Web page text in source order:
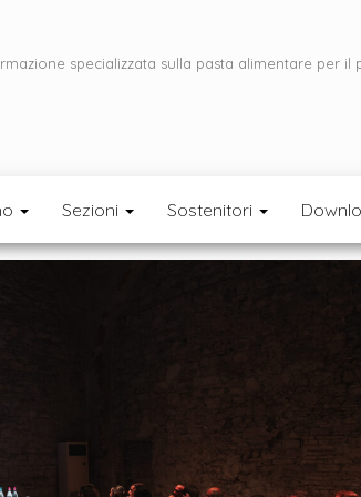
specializzata sulla pasta alimentare per
Sezioni Sostenitori